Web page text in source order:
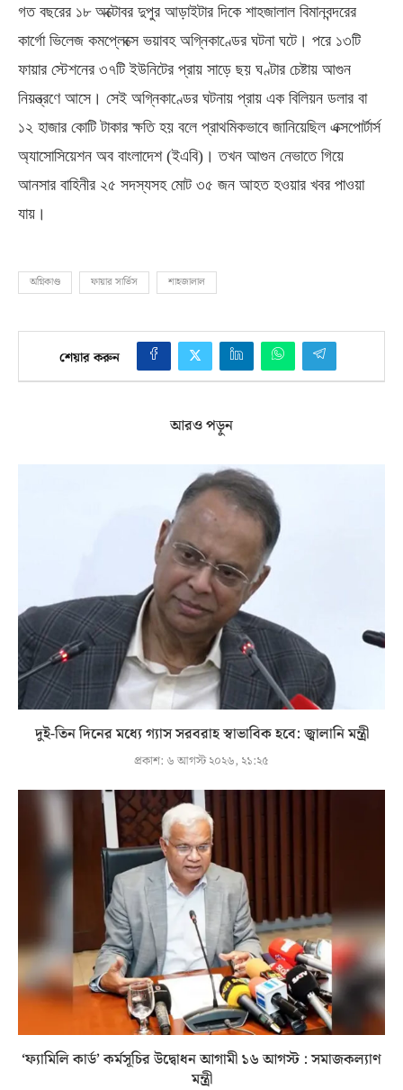
গত বছরের ১৮ অক্টোবর দুপুর আড়াইটার দিকে শাহজালাল বিমানবন্দরের
কার্গো ভিলেজ কমপ্লেক্সে ভয়াবহ অগ্নিকাণ্ডের ঘটনা ঘটে। পরে ১৩টি
ফায়ার স্টেশনের ৩৭টি ইউনিটের প্রায় সাড়ে ছয় ঘণ্টার চেষ্টায় আগুন
নিয়ন্ত্রণে আসে। সেই অগ্নিকাণ্ডের ঘটনায় প্রায় এক বিলিয়ন ডলার বা
১২ হাজার কোটি টাকার ক্ষতি হয় বলে প্রাথমিকভাবে জানিয়েছিল এক্সপোর্টার্স
অ্যাসোসিয়েশন অব বাংলাদেশ (ইএবি) । তখন আগুন নেভাতে গিয়ে
আনসার বাহিনীর ২৫ সদস্যসহ মোট ৩৫ জন আহত হওয়ার খবর পাওয়া
যায়।
অগ্নিকাণ্ড ফায়ার সার্ভিস শাহজালাল
শেয়ার করুন
আরও পড়ুন
দুই-তিন দিনের মধ্যে গ্যাস সরবরাহ স্বাভাবিক হবে: জ্বালানি মন্ত্রী
প্রকাশ: ৬ আগস্ট ২০২৬, ২১:২৫
‘ফ্যামিলি কার্ড’ কর্মসূচির উদ্বোধন আগামী ১৬ আগস্ট : সমাজকল্যাণ
মন্ত্রী